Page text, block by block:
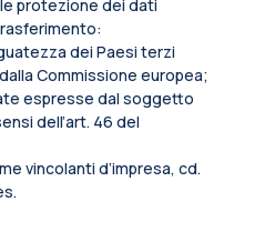
protezione dei dati
dei Paesi terzi
Commissione europea;
espresse dal soggetto
dell’art. 46 del
vincolanti d’impresa, cd.